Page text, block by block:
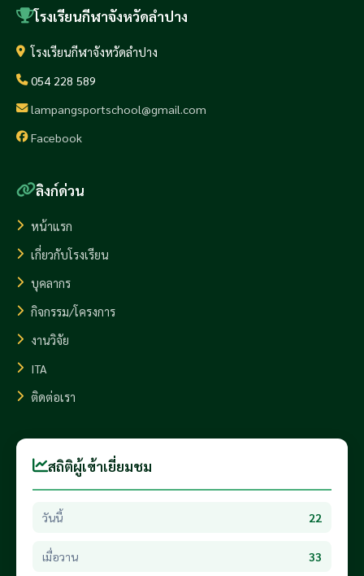
โรงเรียนกีฬาจังหวัดลำปาง
โรงเรียนกีฬาจังหวัดลำปาง
054 228 589
lampangsportschool@gmail.com
Facebook
ลิงก์ด่วน
หน้าแรก
เกี่ยวกับโรงเรียน
บุคลากร
กิจกรรม/โครงการ
งานวิจัย
ITA
ติดต่อเรา
สถิติผู้เข้าเยี่ยมชม
วันนี้ 22
เมื่อวาน 33